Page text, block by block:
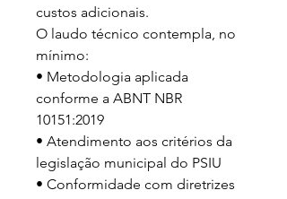
custos adicionais.
O laudo técnico contempla, no
mínimo:
• Metodologia aplicada
conforme a ABNT NBR
10151:2019
• Atendimento aos critérios da
legislação municipal do PSIU
• Conformidade com diretrizes